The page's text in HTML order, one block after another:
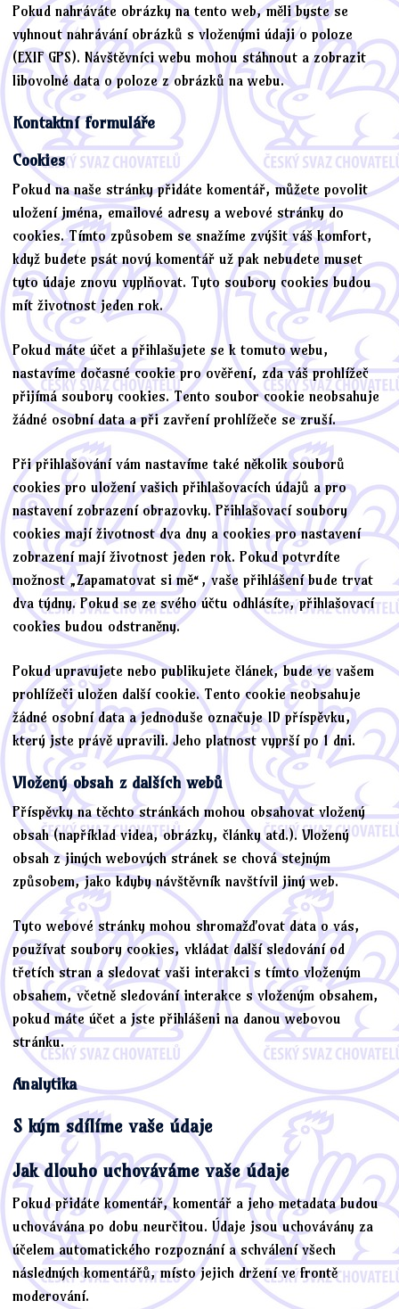
Pokud nahráváte obrázky na tento web, měli byste se
vyhnout nahrávání obrázků s vloženými údaji o poloze
(EXIF GPS). Návštěvníci webu mohou stáhnout a zobrazit
libovolné data o poloze z obrázků na webu.
Kontaktní formuláře
Cookies
Pokud na naše stránky přidáte komentář, můžete povolit
uložení jména, emailové adresy a webové stránky do
cookies. Tímto způsobem se snažíme zvýšit váš komfort,
když budete psát nový komentář už pak nebudete muset
tyto údaje znovu vyplňovat. Tyto soubory cookies budou
mít životnost jeden rok.
Pokud máte účet a přihlašujete se k tomuto webu,
nastavíme dočasné cookie pro ověření, zda váš prohlížeč
přijímá soubory cookies. Tento soubor cookie neobsahuje
žádné osobní data a při zavření prohlížeče se zruší.
Při přihlašování vám nastavíme také několik souborů
cookies pro uložení vašich přihlašovacích údajů a pro
nastavení zobrazení obrazovky. Přihlašovací soubory
cookies mají životnost dva dny a cookies pro nastavení
zobrazení mají životnost jeden rok. Pokud potvrdíte
možnost „Zapamatovat si mě“, vaše přihlášení bude trvat
dva týdny. Pokud se ze svého účtu odhlásíte, přihlašovací
cookies budou odstraněny.
Pokud upravujete nebo publikujete článek, bude ve vašem
prohlížeči uložen další cookie. Tento cookie neobsahuje
žádné osobní data a jednoduše označuje ID příspěvku,
který jste právě upravili. Jeho platnost vyprší po 1 dni.
Vložený obsah z dalších webů
Příspěvky na těchto stránkách mohou obsahovat vložený
obsah (například videa, obrázky, články atd.). Vložený
obsah z jiných webových stránek se chová stejným
způsobem, jako kdyby návštěvník navštívil jiný web.
Tyto webové stránky mohou shromažďovat data o vás,
používat soubory cookies, vkládat další sledování od
třetích stran a sledovat vaši interakci s tímto vloženým
obsahem, včetně sledování interakce s vloženým obsahem,
pokud máte účet a jste přihlášeni na danou webovou
stránku.
Analytika
S kým sdílíme vaše údaje
Jak dlouho uchováváme vaše údaje
Pokud přidáte komentář, komentář a jeho metadata budou
uchovávána po dobu neurčitou. Údaje jsou uchovávány za
účelem automatického rozpoznání a schválení všech
následných komentářů, místo jejich držení ve frontě
moderování.